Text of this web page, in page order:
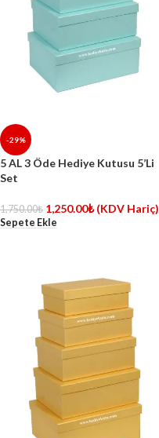
-29%
5 AL 3 Öde Hediye Kutusu 5’Li
Set
1,750.00₺ 1,250.00₺ (KDV Hariç)
Sepete Ekle